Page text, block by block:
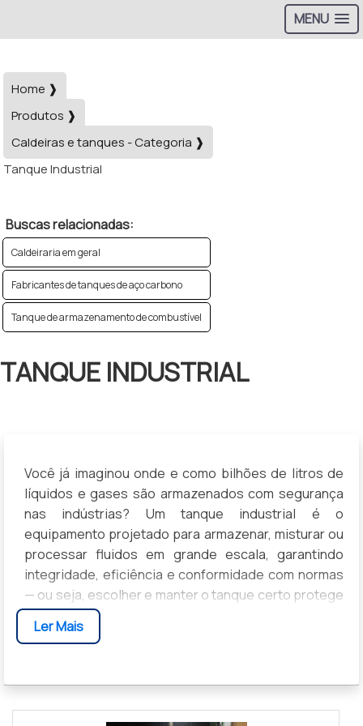
MENU
Home ❱
Produtos ❱
Caldeiras e tanques - Categoria ❱
Tanque Industrial
Buscas relacionadas:
Caldeiraria em geral
Fabricantes de tanques de aço carbono
Tanque de armazenamento de combustível
TANQUE INDUSTRIAL
Você já imaginou onde e como bilhões de litros de
líquidos e gases são armazenados com segurança
nas indústrias? Um tanque industrial é o
equipamento projetado para armazenar, misturar ou
processar fluidos em grande escala, garantindo
integridade, eficiência e conformidade com normas
— ou seja, escolher e manter o tanque certo protege
sua produção, reduz custos e evita riscos
ambientais e legais.
tanque ideal para sua operação e quais cuidados
Ler Mais